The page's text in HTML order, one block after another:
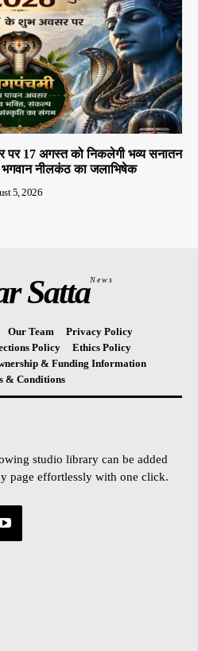
पर 17 अगस्त को निकलेगी भव्य सनातन
भगवान नीलकंठ का जलाभिषेक
5, 2026
SattaNews
Our Team
Privacy Policy
Policy
Ethics Policy
& Funding Information
& Conditions
studio library can be added
page effortlessly with one click.